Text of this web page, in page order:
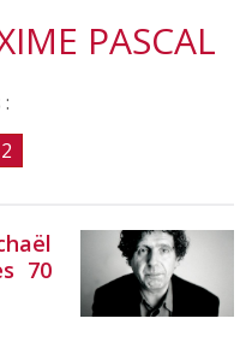
PASCAL
2
70